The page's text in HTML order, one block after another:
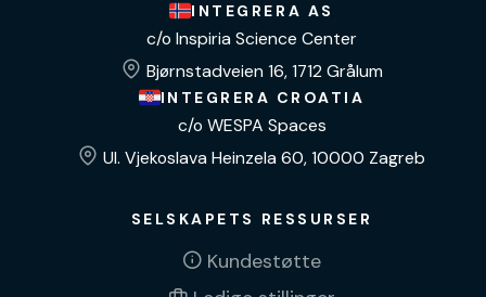
INTEGRERA AS
c/o Inspiria Science Center
Bjørnstadveien 16, 1712 Grålum
INTEGRERA CROATIA
c/o WESPA Spaces
Ul. Vjekoslava Heinzela 60, 10000 Zagreb
SELSKAPETS RESSURSER
Kundestøtte